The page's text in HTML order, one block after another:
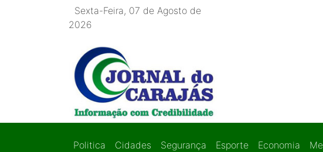
Sexta-Feira, 07 de Agosto de
2026
Politica Cidades Segurança Esporte Economia